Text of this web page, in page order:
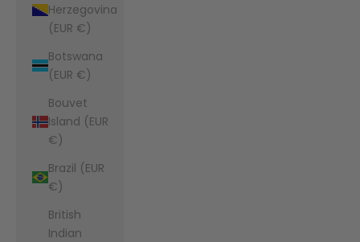
Herzegovina
(EUR €)
Botswana
(EUR €)
Bouvet
Island (EUR
€)
Brazil (EUR
€)
British
Indian